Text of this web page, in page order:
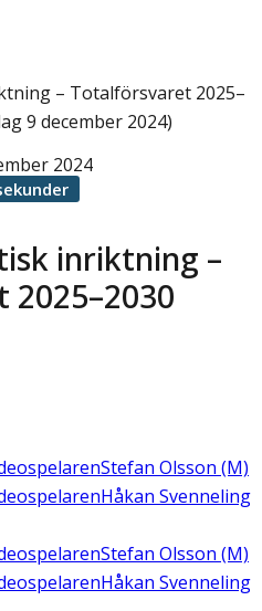
– Totalförsvaret 2025–
9 december 2024)
inriktning –
2024
Stefan Olsson (M)
Håkan Svenneling
Stefan Olsson (M)
Håkan Svenneling